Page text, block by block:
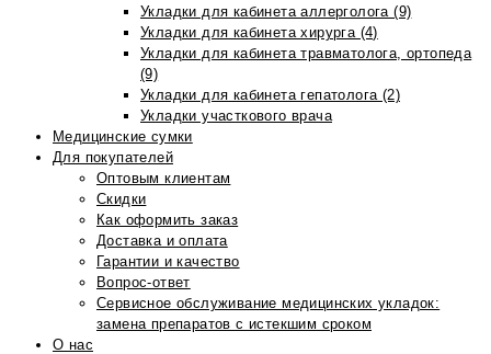
Укладки для кабинета аллерголога (9)
Укладки для кабинета хирурга (4)
Укладки для кабинета травматолога, ортопеда
(9)
Укладки для кабинета гепатолога (2)
Укладки участкового врача
Медицинские сумки
Для покупателей
Оптовым клиентам
Скидки
Как оформить заказ
Доставка и оплата
Гарантии и качество
Вопрос-ответ
Сервисное обслуживание медицинских укладок:
замена препаратов с истекшим сроком
О нас